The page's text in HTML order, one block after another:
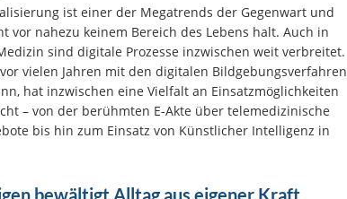
ist einer der Megatrends der Gegenwart und
vor nahezu keinem Bereich des Lebens halt. Auch in
sind digitale Prozesse inzwischen weit verbreitet.
vielen Jahren mit den digitalen Bildgebungsverfahren
hat inzwischen eine Vielfalt an Einsatzmöglichkeiten
– von der berühmten E-Akte über telemedizinische
bis hin zum Einsatz von Künstlicher Intelligenz in